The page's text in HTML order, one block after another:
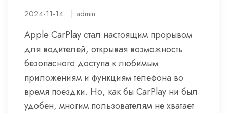
2024-11-14 | admin
Apple CarPlay стал настоящим прорывом
для водителей, открывая возможность
безопасного доступа к любимым
приложениям и функциям телефона во
время поездки. Но, как бы CarPlay ни был
удобен, многим пользователям не хватает